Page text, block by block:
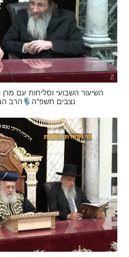
השיעור השבועי וסליחות עם
נצבים תשפ"ה🎙הרב